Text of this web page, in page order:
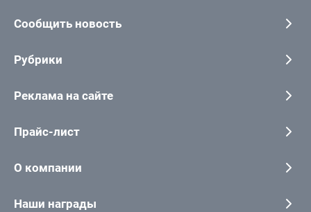
Сообщить новость
Рубрики
Реклама на сайте
Прайс-лист
О компании
Наши награды